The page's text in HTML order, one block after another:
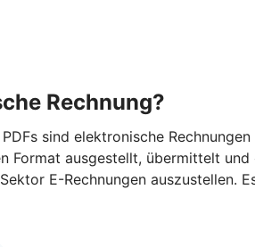
Rechnung?
sind elektronische
Format ausgestellt, übermittelt
E-Rechnungen auszustellen.